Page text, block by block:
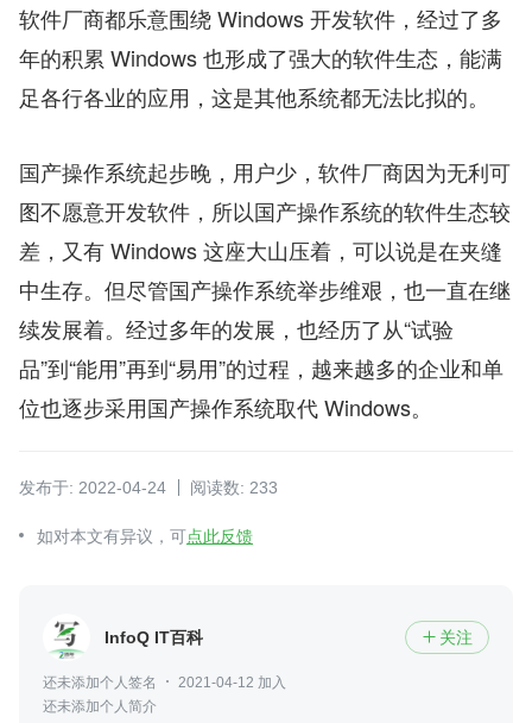
软件厂商都乐意围绕 Windows 开发软件，经过了多
年的积累 Windows 也形成了强大的软件生态，能满
足各行各业的应用，这是其他系统都无法比拟的。
国产操作系统起步晚，用户少，软件厂商因为无利可
图不愿意开发软件，所以国产操作系统的软件生态较
差，又有 Windows 这座大山压着，可以说是在夹缝
中生存。但尽管国产操作系统举步维艰，也一直在继
续发展着。经过多年的发展，也经历了从“试验
品”到“能用”再到“易用”的过程，越来越多的企业和单
位也逐步采用国产操作系统取代 Windows。
发布于: 2022-04-24 阅读数: 233
如对本文有异议，可点此反馈
InfoQ IT百科  关注
还未添加个人签名
2021-04-12 加入
还未添加个人简介